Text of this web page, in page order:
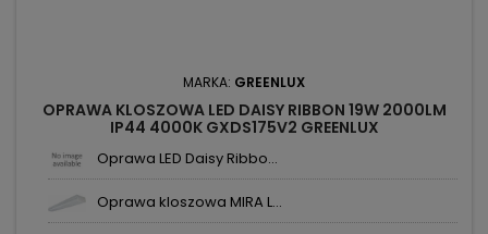
MARKA: GREENLUX
OPRAWA KLOSZOWA LED DAISY RIBBON 19W 2000LM
IP44 4000K GXDS175V2 GREENLUX
Oprawa LED Daisy Ribbo...
Oprawa kloszowa MIRA L...